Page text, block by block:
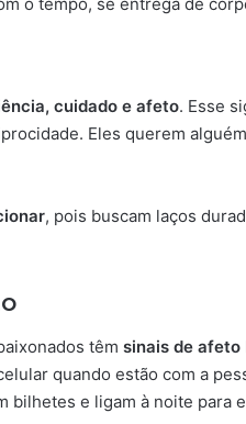
cuidado e afeto. Esse
Eles querem
, pois buscam laços
têm sinais de afeto
quando estão com a
e ligam à noite para